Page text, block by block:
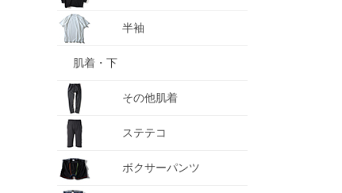
半袖
肌着・下
その他肌着
ステテコ
ボクサーパンツ